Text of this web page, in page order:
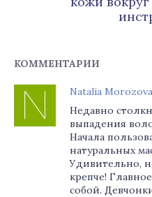
КОММЕНТАРИИ
Natalia Morozova
Недавно
выпадения
Начала
натуральных
Удивительно,
крепче!
собой.